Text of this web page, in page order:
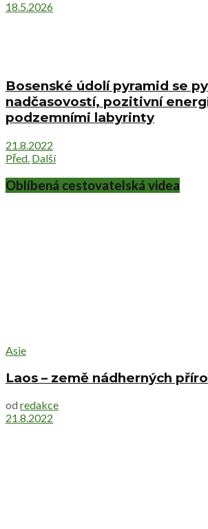
18.5.2026
Bosenské údolí pyramid se
nadčasovostí, pozitivní
podzemními labyrinty
21.8.2022
Před. Další
Oblíbená cestovatelská videa
Asie
Laos – země nádherných
od redakce
21.8.2022